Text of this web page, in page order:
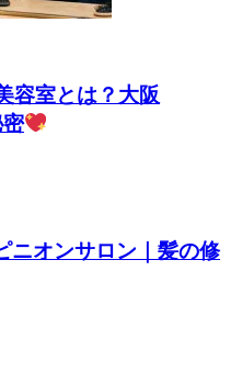
容室とは？大阪
ニオンサロン｜髪の修